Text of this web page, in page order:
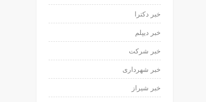
خبر دکترا
خبر دیپلم
خبر شرکت
خبر شهرداری
خبر شیراز